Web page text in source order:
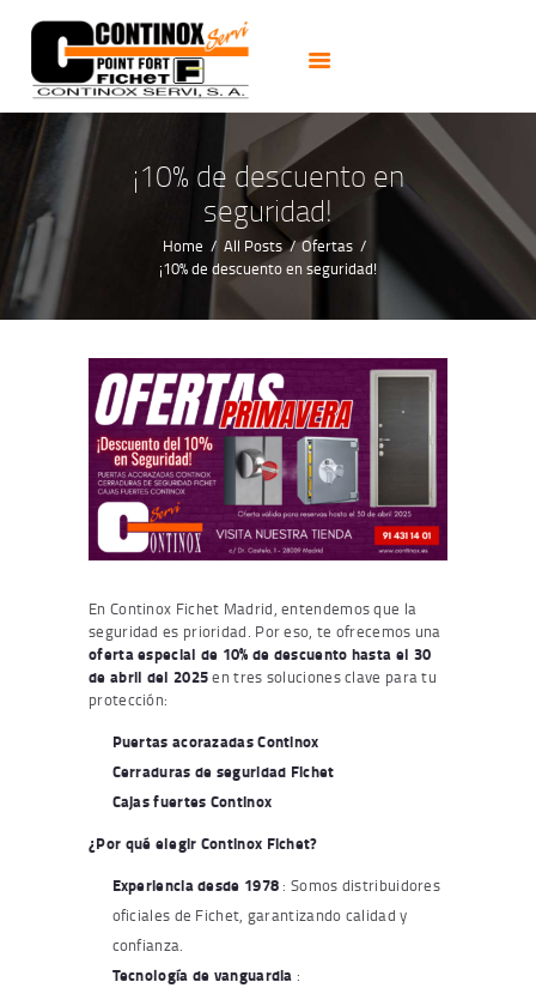
¡10% de descuento en
seguridad!
Home All Posts
Ofertas
¡10% de descuento en seguridad!
PUERTAS
CERRADURAS
CAJAS FUERTES
CERRAJEROS 24H
ALARMAS CCTV
NOTICIAS
CONTACTO
En Continox Fichet Madrid, entendemos que la
seguridad es prioridad. Por eso, te ofrecemos una
oferta especial de 10% de descuento hasta el 30
de abril del 2025en tres soluciones clave para tu
protección:
Puertas acorazadas Continox
Cerraduras de seguridad Fichet
Cajas fuertes Continox
¿Por qué elegir Continox Fichet?
Experiencia desde 1978 : Somos distribuidores
oficiales de Fichet, garantizando calidad y
confianza.
Tecnología de vanguardia :